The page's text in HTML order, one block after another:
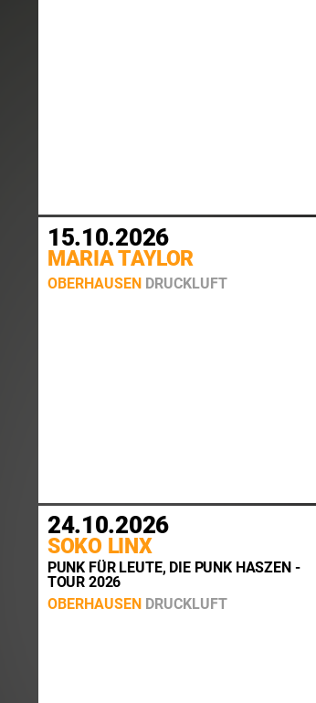
15.10.2026
MARIA TAYLOR
OBERHAUSEN DRUCKLUFT
24.10.2026
SOKO LINX
PUNK FÜR LEUTE, DIE PUNK HASZEN -
TOUR 2026
OBERHAUSEN DRUCKLUFT